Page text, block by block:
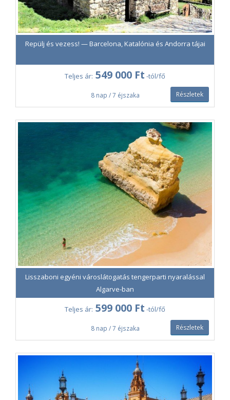
Repülj és vezess! — Barcelona, Katalónia és Andorra tájai
Teljes ár: 549 000 Ft -tól/fő
8 nap / 7 éjszaka Részletek
Lisszaboni egyéni városlátogatás tengerparti nyaralással
Algarve-ban
Teljes ár: 599 000 Ft -tól/fő
8 nap / 7 éjszaka Részletek